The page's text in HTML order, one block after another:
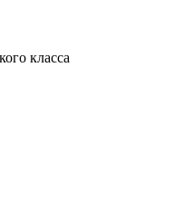
класса